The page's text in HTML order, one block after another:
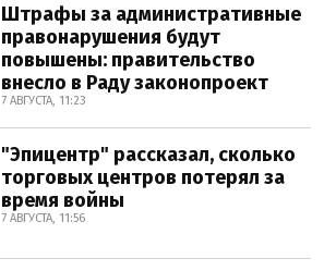
Штрафы за административные
правонарушения будут
повышены: правительство
внесло в Раду законопроект
7 АВГУСТА, 11:23
"Эпицентр" рассказал, сколько
торговых центров потерял за
время войны
7 АВГУСТА, 11:56